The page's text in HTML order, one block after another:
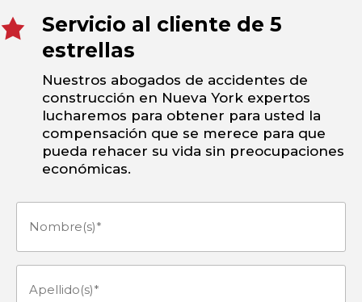
Servicio al cliente de 5
estrellas
Nuestros abogados de accidentes de
construcción en Nueva York expertos
lucharemos para obtener para usted la
compensación que se merece para que
pueda rehacer su vida sin preocupaciones
económicas.
Nombre(s)
Apellido(s)